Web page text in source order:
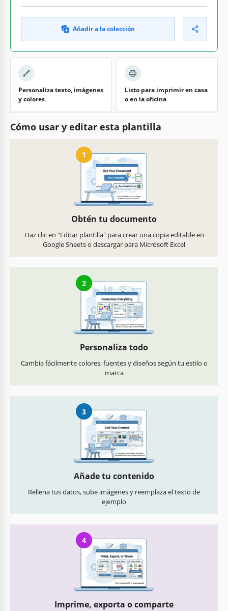
Añadir a la colección
Personaliza texto, imágenes
y colores
Listo para imprimir en casa
o en la oficina
Cómo usar y editar esta plantilla
1
Obtén tu documento
Haz clic en "Editar plantilla" para crear una copia editable en
Google Sheets o descargar para Microsoft Excel
2
Personaliza todo
Cambia fácilmente colores, fuentes y diseños según tu estilo o
marca
3
Añade tu contenido
Rellena tus datos, sube imágenes y reemplaza el texto de
ejemplo
4
Imprime, exporta o comparte